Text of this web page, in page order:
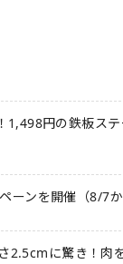
1,498円の鉄板ス
ーンを開催（8/7か
2.5cmに驚き！肉